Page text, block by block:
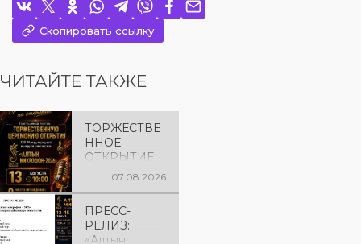
Скопировать ссылку
ЧИТАЙТЕ ТАКЖЕ
ТОРЖЕСТВЕ
ННОЕ
ОТКРЫТИЕ
«АЛТЫН
Приглашаем
вас на
07.08.2026
ПРЕСС-
РЕЛИЗ:
«Алтын